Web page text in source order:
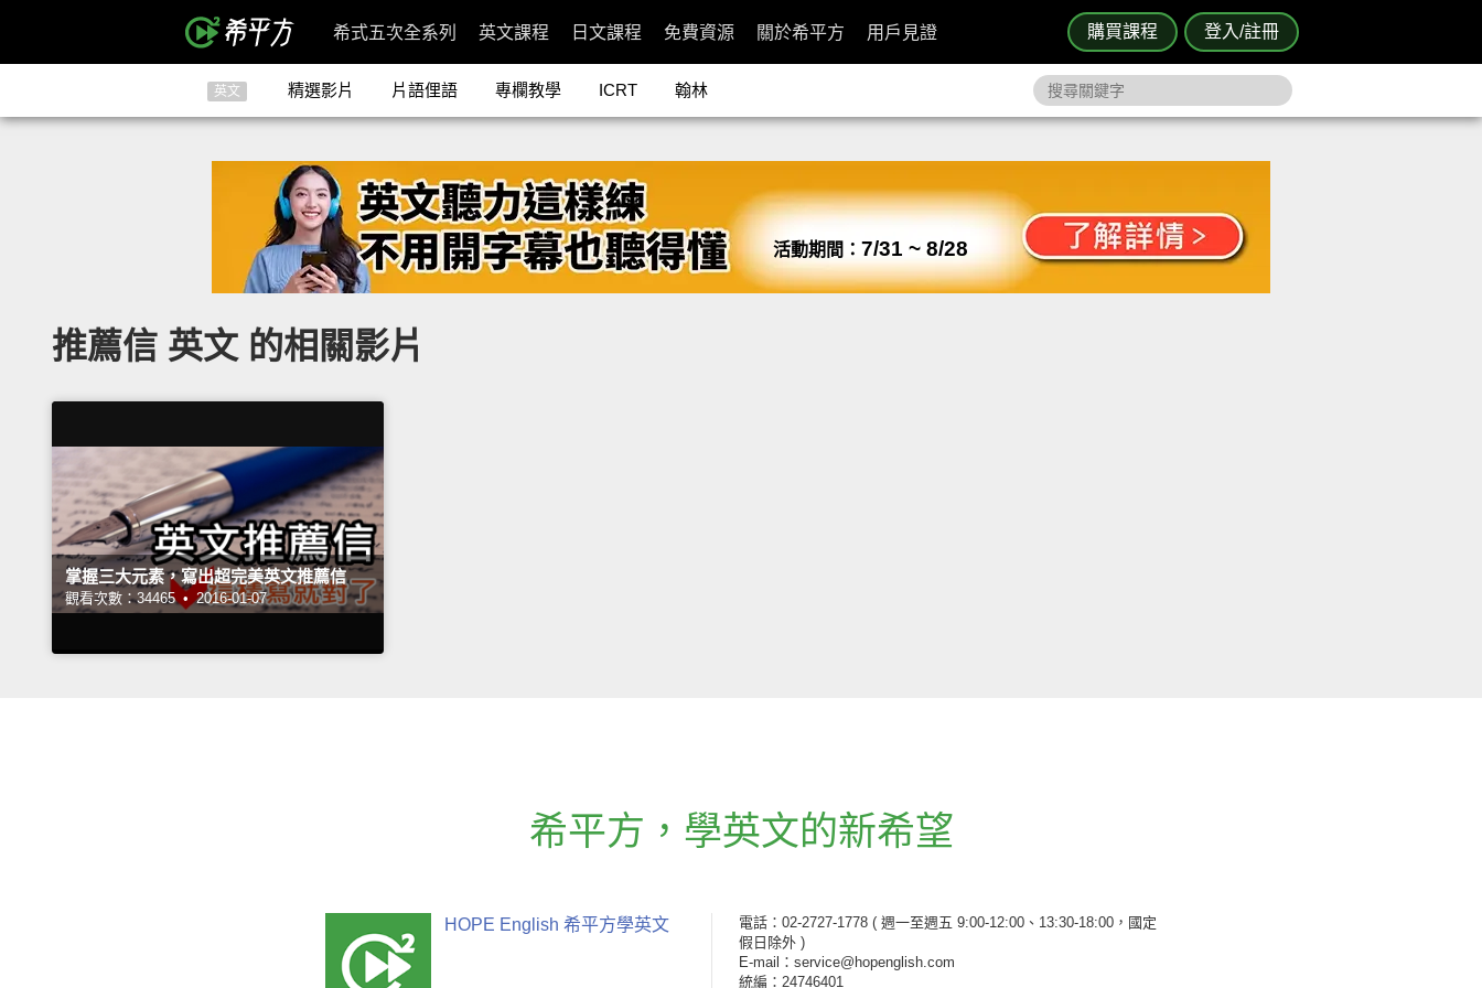
購買課程 登入/註冊
希式五次全系列 英文課程 日文課程 免費資源 關於希平方 用戶見證
英文 精選影片 片語俚語 專欄教學 ICRT 翰林
活動期間： 7/31 ~ 8/28
推薦信 英文 的相關影片
掌握三大元素，寫出超完美英文推薦信
觀看次數：34465 • 2016-01-07
希平方 ， 學英文的新希望
HOPE English 希平方學英文 電話：02-2727-1778 ( 週一至週五 9:00-12:00、13:30-18:00，國定
假日除外 )
E-mail：service@hopenglish.com
統編：24746401